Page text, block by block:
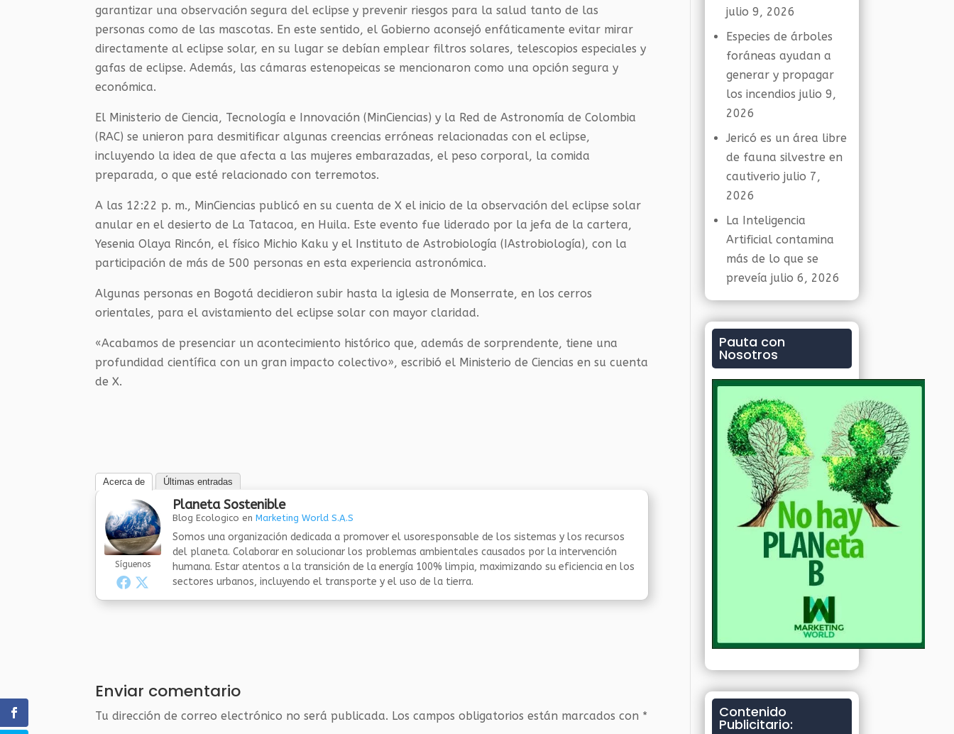
garantizar una observación segura del eclipse y prevenir riesgos para la salud tanto de las
personas como de las mascotas. En este sentido, el Gobierno aconsejó enfáticamente evitar mirar
directamente al eclipse solar, en su lugar se debían emplear filtros solares, telescopios especiales y
gafas de eclipse. Además, las cámaras estenopeicas se mencionaron como una opción segura y
económica.
El Ministerio de Ciencia, Tecnología e Innovación (MinCiencias) y la Red de Astronomía de Colombia
(RAC) se unieron para desmitificar algunas creencias erróneas relacionadas con el eclipse,
incluyendo la idea de que afecta a las mujeres embarazadas, el peso corporal, la comida
preparada, o que esté relacionado con terremotos.
A las 12:22 p. m., MinCiencias publicó en su cuenta de X el inicio de la observación del eclipse solar
anular en el desierto de La Tatacoa, en Huila. Este evento fue liderado por la jefa de la cartera,
Yesenia Olaya Rincón, el físico Michio Kaku y el Instituto de Astrobiología (IAstrobiología), con la
participación de más de 500 personas en esta experiencia astronómica.
Algunas personas en Bogotá decidieron subir hasta la iglesia de Monserrate, en los cerros
orientales, para el avistamiento del eclipse solar con mayor claridad.
«Acabamos de presenciar un acontecimiento histórico que, además de sorprendente, tiene una
profundidad científica con un gran impacto colectivo», escribió el Ministerio de Ciencias en su cuenta
de X.
Acerca de Últimas entradas
Síguenos
Planeta Sostenible
Blog Ecologico enMarketing World S.A.S
Somos una organización dedicada a promover el usoresponsable de los sistemas y los recursos
del planeta. Colaborar en solucionar los problemas ambientales causados por la intervención
humana. Estar atentos a la transición de la energía 100% limpia, maximizando su eficiencia en los
sectores urbanos, incluyendo el transporte y el uso de la tierra.
Enviar comentario
Tu dirección de correo electrónico no será publicada. Los campos obligatorios están marcados con *
julio 9, 2026
Especies de árboles
foráneas ayudan a
generar y propagar
los incendios julio 9,
2026
Jericó es un área libre
de fauna silvestre en
cautiverio julio 7,
2026
La Inteligencia
Artificial contamina
más de lo que se
preveía julio 6, 2026
Pauta con
Nosotros
Contenido
Publicitario: